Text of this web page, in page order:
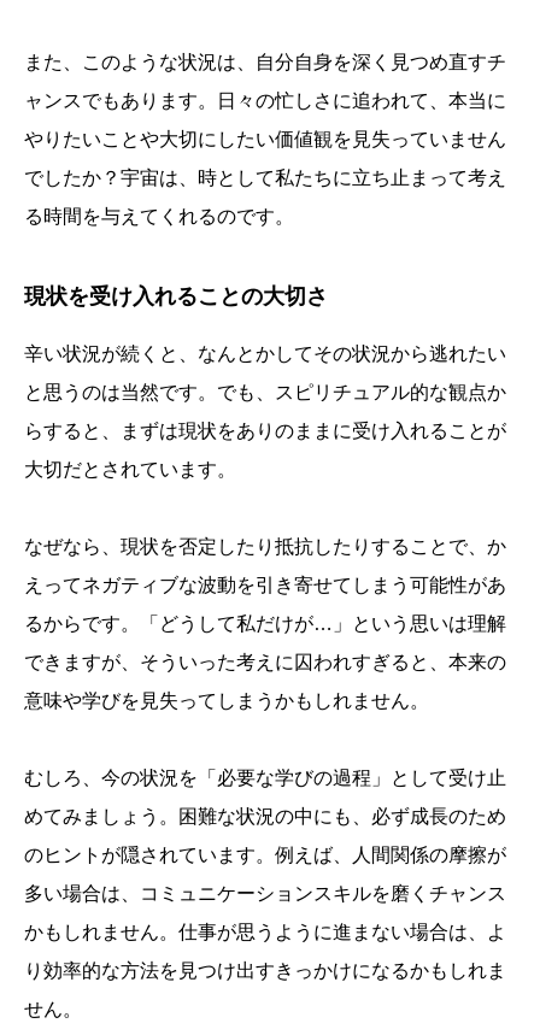
また、このような状況は、自分自身を深く見つめ直すチ
ャンスでもあります。日々の忙しさに追われて、本当に
やりたいことや大切にしたい価値観を見失っていません
でしたか？宇宙は、時として私たちに立ち止まって考え
る時間を与えてくれるのです。
現状を受け入れることの大切さ
辛い状況が続くと、なんとかしてその状況から逃れたい
と思うのは当然です。でも、スピリチュアル的な観点か
らすると、まずは現状をありのままに受け入れることが
大切だとされています。
なぜなら、現状を否定したり抵抗したりすることで、か
えってネガティブな波動を引き寄せてしまう可能性があ
るからです。「どうして私だけが…」という思いは理解
できますが、そういった考えに囚われすぎると、本来の
意味や学びを見失ってしまうかもしれません。
むしろ、今の状況を「必要な学びの過程」として受け止
めてみましょう。困難な状況の中にも、必ず成長のため
のヒントが隠されています。例えば、人間関係の摩擦が
多い場合は、コミュニケーションスキルを磨くチャンス
かもしれません。仕事が思うように進まない場合は、よ
り効率的な方法を見つけ出すきっかけになるかもしれま
せん。